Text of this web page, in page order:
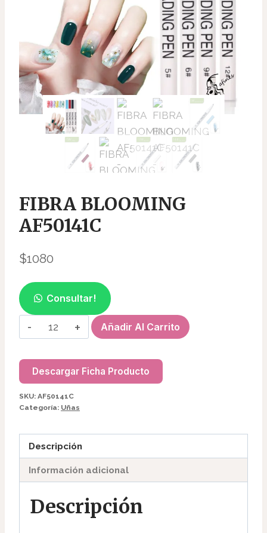
FIBRA BLOOMING
AF50141C
$1080
Consultar!
FIBRA
BLOOMING
cantidad
Añadir Al Carrito
Descargar Ficha Producto
SKU: AF50141C
Categoría: Uñas
Descripción
Información adicional
Descripción